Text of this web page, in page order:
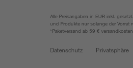
Alle Preisangaben in EUR inkl.
und Produkte nur solange der Vorrat
*Paketversand ab 59 €
Datenschutz Privatsphäre